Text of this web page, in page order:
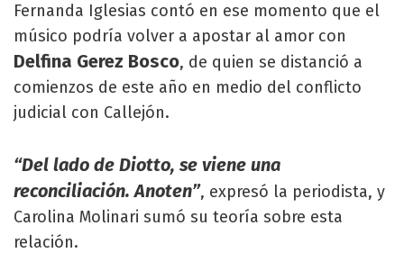
Fernanda Iglesias contó en ese momento que el
músico podría volver a apostar al amor con
Delfina Gerez Bosco, de quien se distanció a
comienzos de este año en medio del conflicto
judicial con Callejón.
“Del lado de Diotto, se viene una
reconciliación. Anoten”, expresó la periodista, y
Carolina Molinari sumó su teoría sobre esta
relación.